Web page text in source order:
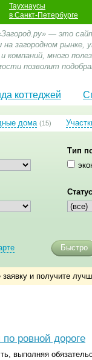
Таухнаусы
в Санкт-Петербурге
— это
на загородном
и компаний, много
позволит
коттеджей
дома (15)
Тип
Быстро
и получите
ровной дороге
выполняя